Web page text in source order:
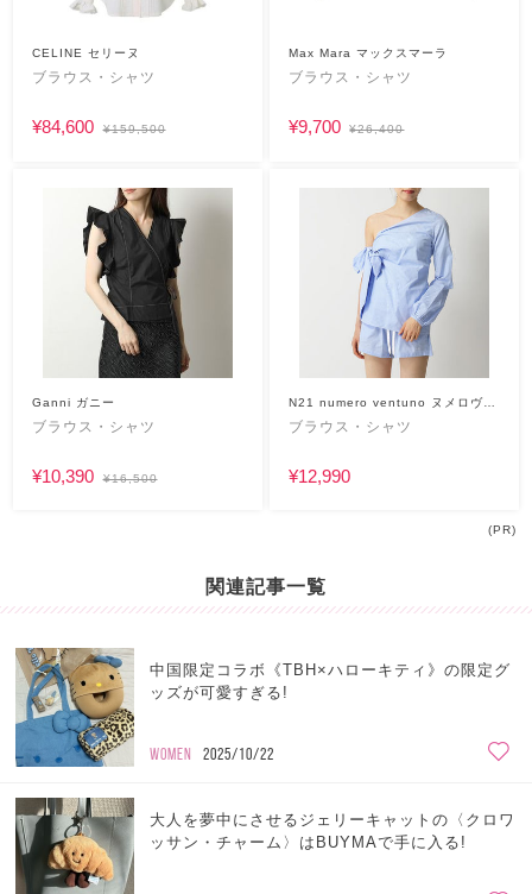
CELINE セリーヌ
ブラウス・シャツ
¥84,600 ¥159,500
Max Mara マックスマーラ
ブラウス・シャツ
¥9,700 ¥26,400
Ganni ガニー
ブラウス・シャツ
¥10,390 ¥16,500
N21 numero ventuno ヌメロヴェ
ントゥーノ
ブラウス・シャツ
¥12,990
(PR)
関連記事一覧
中国限定コラボ《TBH×ハローキティ》の限定グ
ッズが可愛すぎる!
WOMEN 2025/10/22
大人を夢中にさせるジェリーキャットの〈クロワ
ッサン・チャーム〉はBUYMAで手に入る!